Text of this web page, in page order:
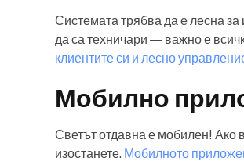
Системата трябва да е лесна за
да са техничари — важно е
клиентите си и лесно
Мобилно
Светът отдавна е мобилен! Ако
изостанете. Мобилното